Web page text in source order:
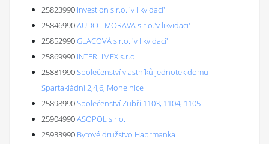
25823990 Investion s.r.o. 'v likvidaci'
25846990AUDO - MORAVA s.r.o.'v likvidaci'
25852990GLACOVÁ s.r.o. 'v likvidaci'
25869990 INTERLIMEX s.r.o.
25881990Společenství vlastníků jednotek domu
Spartakiádní 2,4,6, Mohelnice
25898990Společenství Zubří 1103, 1104, 1105
25904990ASOPOL s.r.o.
25933990 Bytové družstvo Habrmanka